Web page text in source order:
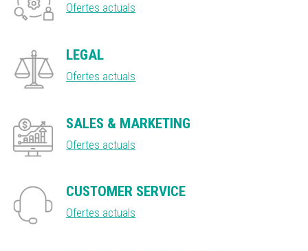
Ofertes actuals
LEGAL
Ofertes actuals
SALES & MARKETING
Ofertes actuals
CUSTOMER SERVICE
Ofertes actuals